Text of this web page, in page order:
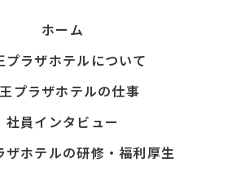
ホーム
プラザホテルについて
プラザホテルの仕事
社員インタビュー
ザホテルの研修・福利厚生